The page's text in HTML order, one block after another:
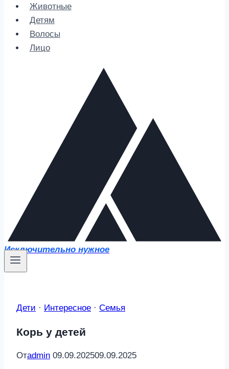
Животные
Детям
Волосы
Лицо
Исключительно нужное
Дети · Интересное · Семья
Корь у детей
Отadmin 09.09.202509.09.2025